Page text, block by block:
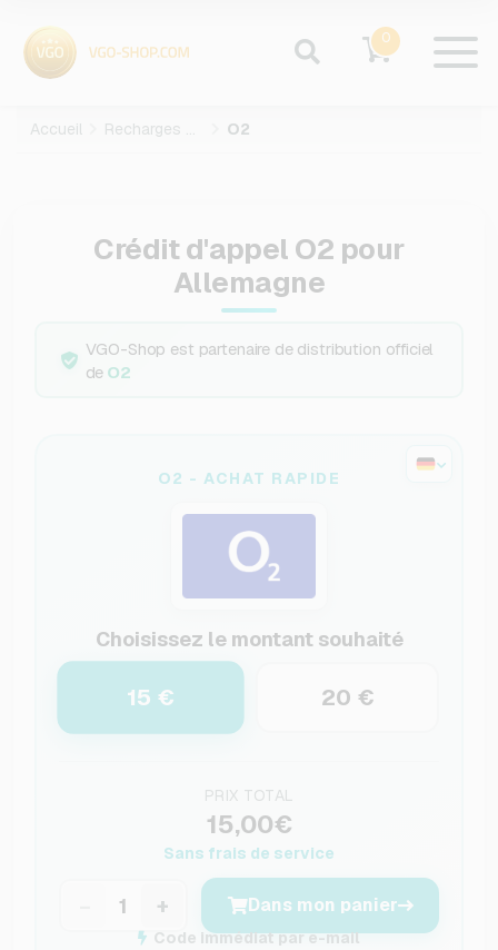
0
Accueil Recharges mobiles O2
Crédit d'appel O2 pour
Allemagne
VGO-Shop est partenaire de distribution officiel
de O2
O2 - ACHAT RAPIDE
Choisissez le montant souhaité
15 € 20 €
PRIX TOTAL
15,00€
Sans frais de service
+ Dans mon panier
Code immédiat par e-mail